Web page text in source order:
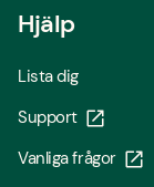
Hjälp
Lista dig
Support
Vanliga frågor